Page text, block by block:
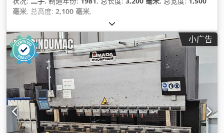
毫米, 总高度: 2,100 毫米,
小广告